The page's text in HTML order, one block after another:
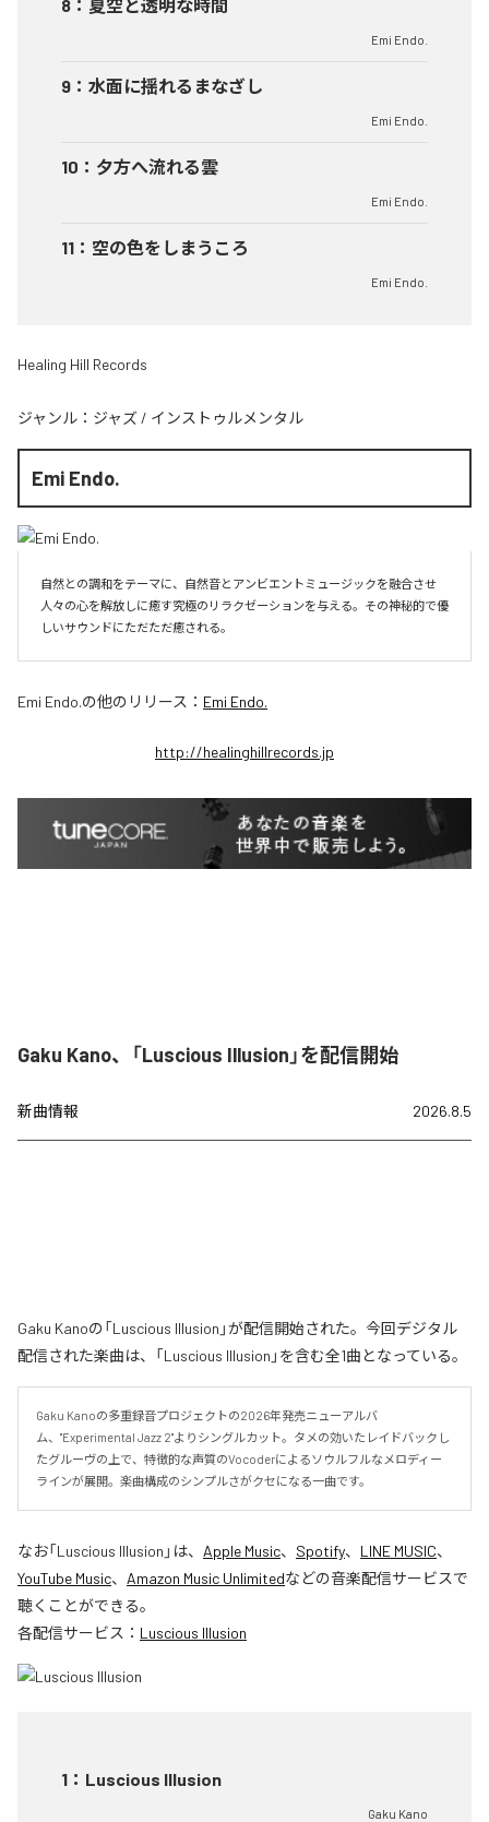
8 ： 夏空と透明な時間
Emi Endo.
9 ： 水面に揺れるまなざし
Emi Endo.
10 ： 夕方へ流れる雲
Emi Endo.
11 ： 空の色をしまうころ
Emi Endo.
Healing Hill Records
ジャンル： ジャズ / インストゥルメンタル
Emi Endo.
自然との調和をテーマに、自然音とアンビエントミュージックを融合させ
人々の心を解放しに癒す究極のリラクゼーションを与える。その神秘的で優
しいサウンドにただただ癒される。
Emi Endo.の他のリリース： Emi Endo.
http://healinghillrecords.jp
Gaku Kano、「Luscious Illusion」を配信開始
新曲情報 2026.8.5
Gaku Kanoの「Luscious Illusion」が配信開始された。今回デジタル
配信された楽曲は、「Luscious Illusion」を含む全1曲となっている。
Gaku Kanoの多重録音プロジェクトの2026年発売ニューアルバ
ム、"Experimental Jazz 2"よりシングルカット。タメの効いたレイドバックし
たグルーヴの上で、特徴的な声質のVocoderによるソウルフルなメロディー
ラインが展開。楽曲構成のシンプルさがクセになる一曲です。
なお「Luscious Illusion 」は、 Apple Music、 Spotify、 LINE MUSIC、
YouTube Music、 Amazon Music Unlimitedなどの音楽配信サービスで
聴くことができる。
各配信サービス： Luscious Illusion
1 ： Luscious Illusion
Gaku Kano